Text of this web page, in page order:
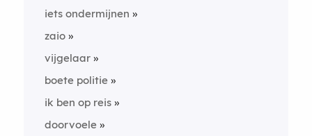
iets ondermijnen
zaio
vijgelaar
boete politie
ik ben op reis
doorvoele